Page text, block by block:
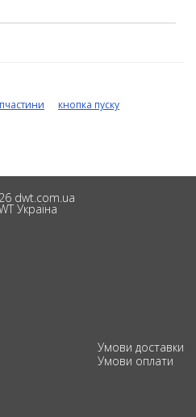
кнопка пуску
dwt.com.ua
Україна
Умови доставки
Умови оплати